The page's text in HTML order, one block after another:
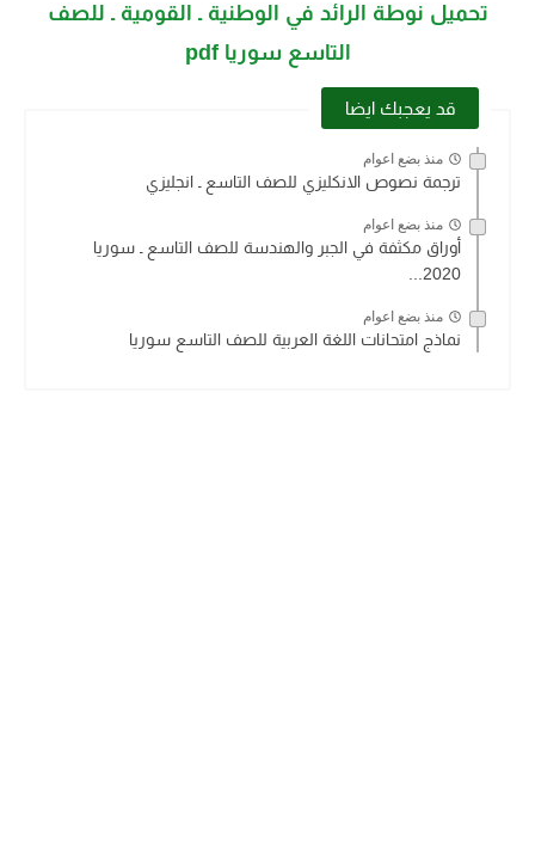
تحميل نوطة الرائد في الوطنية ـ القومية ـ للصف
التاسع سوريا pdf
قد يعجبك ايضا
منذ بضع اعوام
ترجمة نصوص الانكليزي للصف التاسع ـ انجليزي
منذ بضع اعوام
أوراق مكثفة في الجبر والهندسة للصف التاسع ـ سوريا
2020...
منذ بضع اعوام
نماذج امتحانات اللغة العربية للصف التاسع سوريا